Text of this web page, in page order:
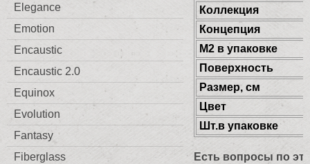
Elegance
Emotion
Encaustic
Encaustic 2.0
Equinox
Evolution
Fantasy
Fiberglass
Коллекция
Концепция
М2 в упаковке
Поверхность
Размер, см
Цвет
Шт.в упаковке
Есть вопросы по